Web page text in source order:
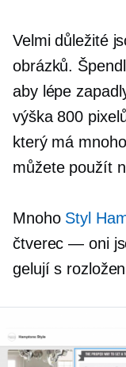
Velmi důležité
obrázků.
aby lépe
výška 800
který má
můžete použít
Mnoho Styl
čtverec — oni
gelují s